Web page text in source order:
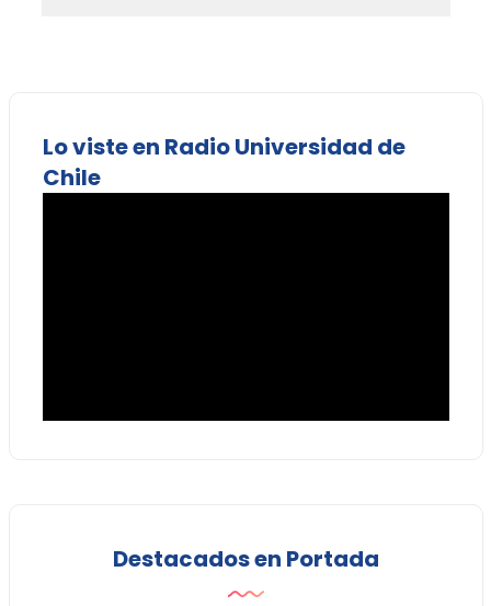
Lo viste en Radio Universidad de
Chile
Destacados en Portada